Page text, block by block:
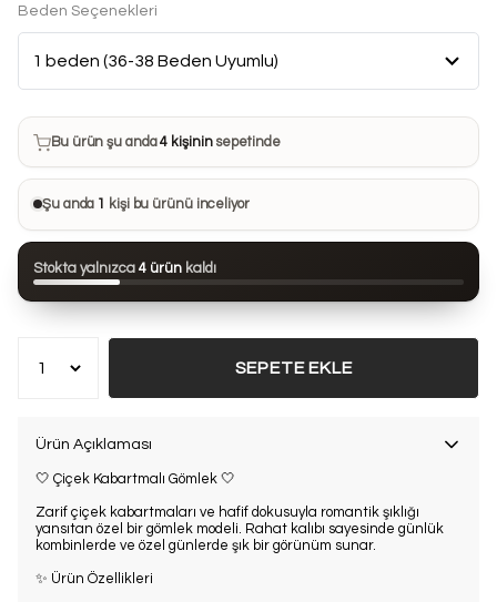
Beden Seçenekleri
Bu ürün son 7 günde6 kezsatın alındı
Bu ürün şu anda4 kişininsepetinde
Bu ürünü 34 kişi favorilerine ekledi
Bu ürün son 24 saatte114 kezgörüntülendi
Şu anda 1 kişi bu ürünü inceliyor
Stokta yalnızca 4 ürün kaldı
SEPETE EKLE
Ürün Açıklaması
🤍 Çiçek Kabartmalı Gömlek 🤍
Zarif çiçek kabartmaları ve hafif dokusuyla romantik şıklığı
yansıtan özel bir gömlek modeli. Rahat kalıbı sayesinde günlük
kombinlerde ve özel günlerde şık bir görünüm sunar.
✨ Ürün Özellikleri